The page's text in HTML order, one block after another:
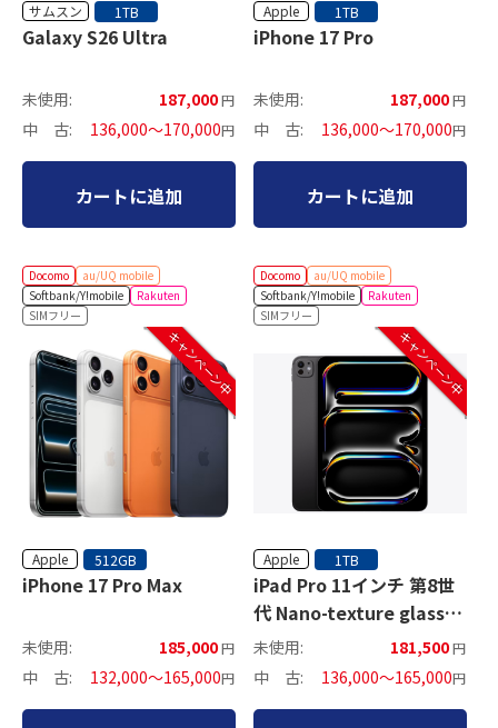
サムスン 1TB
Galaxy S26 Ultra
未使用: 187,000円
中 古: 136,000～170,000円
カートに追加
Apple 1TB
iPhone 17 Pro
未使用: 187,000円
中 古: 136,000～170,000円
カートに追加
Docomo
au/UQ mobile
Softbank/Y!mobile
Rakuten
SIMフリー
キャンペーン中
Apple 512GB
iPhone 17 Pro Max
未使用: 185,000円
中 古: 132,000～165,000円
Docomo
au/UQ mobile
Softbank/Y!mobile
Rakuten
SIMフリー
キャンペーン中
Apple 1TB
iPad Pro 11インチ 第8世
代 Nano-texture glass
セルラーモデル
未使用: 181,500円
中 古: 136,000～165,000円